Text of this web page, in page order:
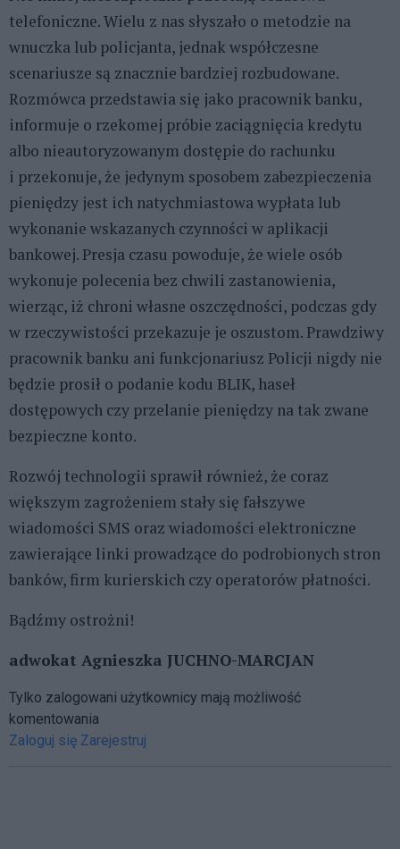
telefoniczne. Wielu z nas słyszało o metodzie na
wnuczka lub policjanta, jednak współczesne
scenariusze są znacznie bardziej rozbudowane.
Rozmówca przedstawia się jako pracownik banku,
informuje o rzekomej próbie zaciągnięcia kredytu
albo nieautoryzowanym dostępie do rachunku
i przekonuje, że jedynym sposobem zabezpieczenia
pieniędzy jest ich natychmiastowa wypłata lub
wykonanie wskazanych czynności w aplikacji
bankowej. Presja czasu powoduje, że wiele osób
wykonuje polecenia bez chwili zastanowienia,
wierząc, iż chroni własne oszczędności, podczas gdy
w rzeczywistości przekazuje je oszustom. Prawdziwy
pracownik banku ani funkcjonariusz Policji nigdy nie
będzie prosił o podanie kodu BLIK, haseł
dostępowych czy przelanie pieniędzy na tak zwane
bezpieczne konto.
Rozwój technologii sprawił również, że coraz
większym zagrożeniem stały się fałszywe
wiadomości SMS oraz wiadomości elektroniczne
zawierające linki prowadzące do podrobionych stron
banków, firm kurierskich czy operatorów płatności.
Bądźmy ostrożni!
adwokat Agnieszka JUCHNO-MARCJAN
Tylko zalogowani użytkownicy mają możliwość
komentowania
Zaloguj się Zarejestruj